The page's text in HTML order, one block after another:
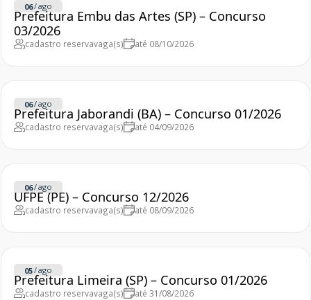
06/ago
Prefeitura Embu das Artes (SP) – Concurso
03/2026
cadastro reservavaga(s) até 08/10/2026
06/ago
Prefeitura Jaborandi (BA) – Concurso 01/2026
cadastro reservavaga(s) até 04/09/2026
06/ago
UFPE (PE) – Concurso 12/2026
cadastro reservavaga(s) até 08/09/2026
05/ago
Prefeitura Limeira (SP) – Concurso 01/2026
cadastro reservavaga(s) até 31/08/2026